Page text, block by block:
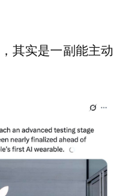
其实是一副能主动